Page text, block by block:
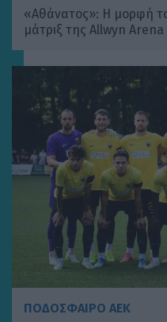
«Αθάνατος»: Η μορφή
μάτριξ της Allwyn Arena
ΠΟΔΟΣΦΑΙΡΟ ΑΕΚ